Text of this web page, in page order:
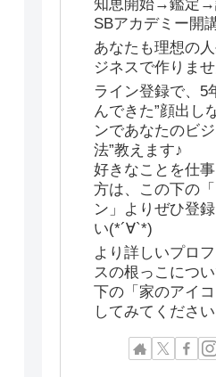
知恵開始→鑑定
SBアカデミー開
あなたも理想の
ジネスで作りま
ライン登録で、5
んできた”顔出し
ンであなたのビ
法”教えます♪
好きなことを仕
方は、この下の
ン」よりぜひ登
い(*´∀`*)
より詳しいプロ
スの根っこにつ
下の「家のアイ
してみてください